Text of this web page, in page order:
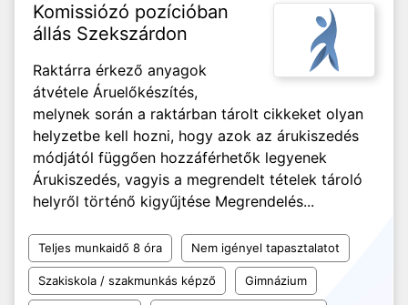
Komissiózó pozícióban
állás Szekszárdon
Raktárra érkező anyagok
átvétele Áruelőkészítés,
melynek során a raktárban tárolt cikkeket olyan
helyzetbe kell hozni, hogy azok az árukiszedés
módjától függően hozzáférhetők legyenek
Árukiszedés, vagyis a megrendelt tételek tároló
helyről történő kigyűjtése Megrendelés...
Teljes munkaidő 8 óra Nem igényel tapasztalatot
Szakiskola / szakmunkás képző Gimnázium